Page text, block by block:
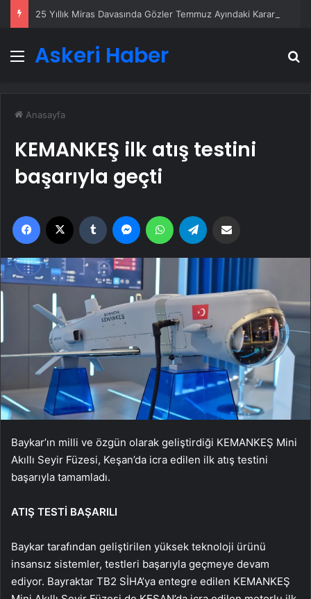
Menü
Askeri Haber
Anasayfa
KEMANKEŞ ilk atış testini
başarıyla geçti
Facebook Tumblr MessengerWhatsApp
Baykar’ın milli ve özgün olarak geliştirdiği KEMANKEŞ Mini
Akıllı Seyir Füzesi, Keşan’da icra edilen ilk atış testini
başarıyla tamamladı.
ATIŞ TESTİ BAŞARILI
Baykar tarafından geliştirilen yüksek teknoloji ürünü
insansız sistemler, testleri başarıyla geçmeye devam
ediyor. Bayraktar TB2 SİHA’ya entegre edilen KEMANKEŞ